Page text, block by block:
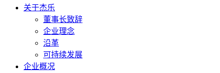
关于杰乐
董事长致辞
企业理念
沿革
可持续发展
企业概况